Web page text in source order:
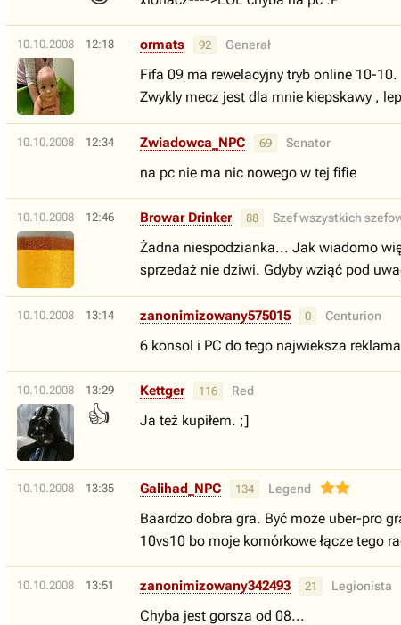
10.10.2008 12:18 ormats 92 Generał
Fifa 09 ma rewelacyjny tryb online 10-10.
Zwykly mecz jest dla mnie kiepskawy ,
10.10.2008 12:34 Zwiadowca_NPC 69 Senator
na pc nie ma nic nowego w tej fifie
10.10.2008 12:46 Browar Drinker 88 Szef wszystkich
Żadna niespodzianka... Jak wiadomo
sprzedaż nie dziwi. Gdyby wziąć pod
10.10.2008 13:14 zanonimizowany575015 0 Centurion
6 konsol i PC do tego najwieksza
10.10.2008 13:29
👍
Kettger 116 Red
Ja też kupiłem. ;]
10.10.2008 13:35 Galihad_NPC 134 Legend
Baardzo dobra gra. Być może uber-pro
10vs10 bo moje komórkowe łącze tego
10.10.2008 13:51 zanonimizowany342493 21 Legionista
Chyba jest gorsza od 08...